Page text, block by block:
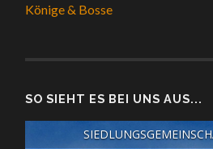
Könige & Bosse
SO SIEHT ES BEI UNS AUS...